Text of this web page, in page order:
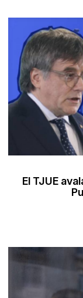
El TJUE